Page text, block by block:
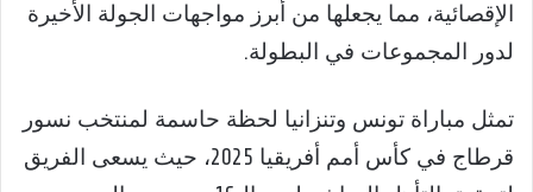
الإقصائية، مما يجعلها من أبرز مواجهات الجولة الأخيرة
لدور المجموعات في البطولة.
تمثل مباراة تونس وتنزانيا لحظة حاسمة لمنتخب نسور
قرطاج في كأس أمم أفريقيا 2025، حيث يسعى الفريق